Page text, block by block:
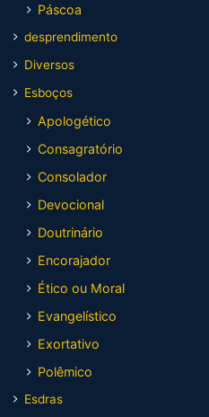
Páscoa
desprendimento
Diversos
Esboços
Apologético
Consagratório
Consolador
Devocional
Doutrinário
Encorajador
Ético ou Moral
Evangelístico
Exortativo
Polêmico
Esdras